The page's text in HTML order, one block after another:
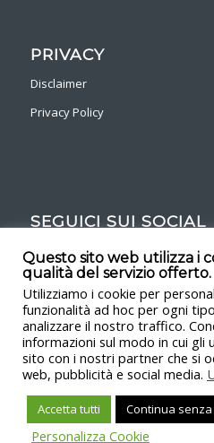
PRIVACY
Disclaimer
Privacy Policy
SEGUICI SUI SOCIAL
© Copyright –
FARRM SRLS P.iva
Powered by Numidio
Questo sito web utilizza i
qualità del servizio offerto.
Utilizziamo i cookie per
funzionalità ad hoc per ogni
analizzare il nostro traffico.
informazioni sul modo in cui gli
sito con i nostri partner che si
web, pubblicità e social media.
Accetta tutti Continua
Personalizza Cookie